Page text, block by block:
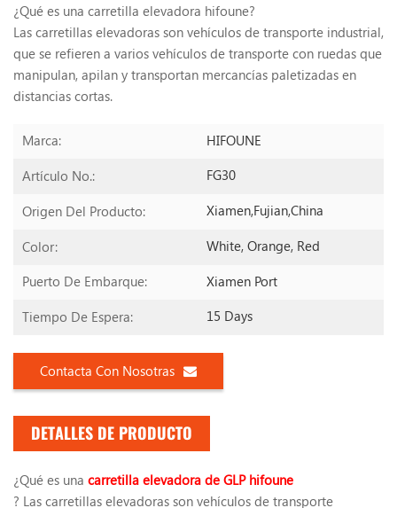
¿Qué es una carretilla elevadora hifoune?
Las carretillas elevadoras son vehículos de transporte industrial,
que se refieren a varios vehículos de transporte con ruedas que
manipulan, apilan y transportan mercancías paletizadas en
distancias cortas.
Marca: HIFOUNE
Artículo No.: FG30
Origen Del Producto: Xiamen,Fujian,China
Color: White, Orange, Red
Puerto De Embarque: Xiamen Port
Tiempo De Espera: 15 Days
Contacta Con Nosotras
DETALLES DE PRODUCTO
¿Qué es una carretilla elevadora de GLP hifoune
? Las carretillas elevadoras son vehículos de transporte